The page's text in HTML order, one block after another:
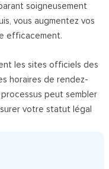
soigneusement
vous augmentez vos
efficacement.
les sites officiels des
horaires de rendez-
peut sembler
votre statut légal